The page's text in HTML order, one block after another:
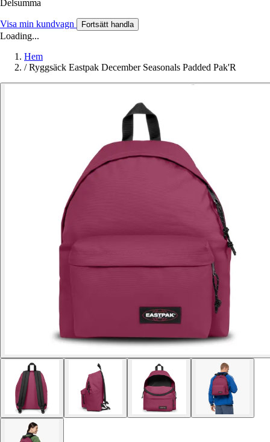
Delsumma
Visa min kundvagn Fortsätt handla
Loading...
Hem
/ Ryggsäck Eastpak December Seasonals Padded Pak'R